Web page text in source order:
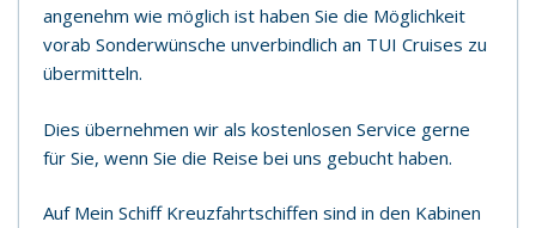
angenehm wie möglich ist haben Sie die Möglichkeit
vorab Sonderwünsche unverbindlich an TUI Cruises zu
übermitteln.
Dies übernehmen wir als kostenlosen Service gerne
für Sie, wenn Sie die Reise bei uns gebucht haben.
Auf Mein Schiff Kreuzfahrtschiffen sind in den Kabinen